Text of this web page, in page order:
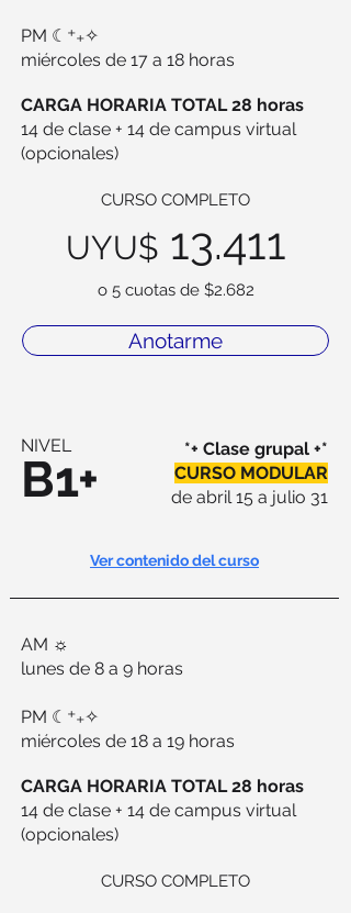
PM ☾⁺₊✧
miércoles de 17 a 18 horas
CARGA HORARIA TOTAL 28 horas
14 de clase + 14 de campus virtual
(opcionales)
CURSO COMPLETO
UYU$ 13.411
o 5 cuotas de $2.682
Anotarme
NIVEL
B1+
*+ Clase grupal +*
de abril 15 a julio 31
Ver contenido del curso
AM ☼
lunes de 8 a 9 horas
PM ☾⁺₊✧
miércoles de 18 a 19 horas
CURSO MODULAR
CARGA HORARIA TOTAL 28 horas
14 de clase + 14 de campus virtual
(opcionales)
CURSO COMPLETO